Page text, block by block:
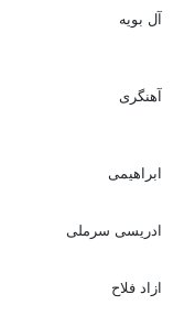
آل بویه
آهنگری
ابراهیمی
ادریسی سرملی
ازاد فلاح